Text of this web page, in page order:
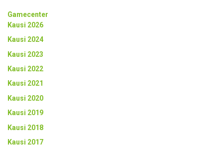
Gamecenter
Kausi 2026
Kausi 2024
Kausi 2023
Kausi 2022
Kausi 2021
Kausi 2020
Kausi 2019
Kausi 2018
Kausi 2017